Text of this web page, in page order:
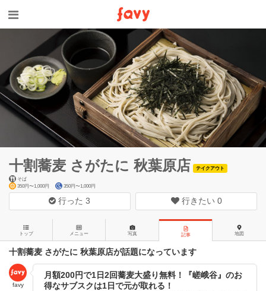
十割蕎麦 さがたに 秋葉原店
テイクアウト
そば
350円〜1,000円
350円〜1,000円
行った3 行きたい 0
トップ メニュー 写真 記事 地図
十割蕎麦 さがたに 秋葉原店が話題になっています
favy
月額200円で1日2回蕎麦大盛り無料！『嵯峨谷』のお
得なサブスクは1日で元が取れる！